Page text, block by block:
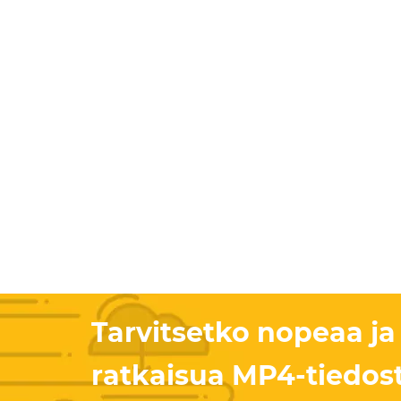
Tarvitsetko nopeaa
ratkaisua MP4-